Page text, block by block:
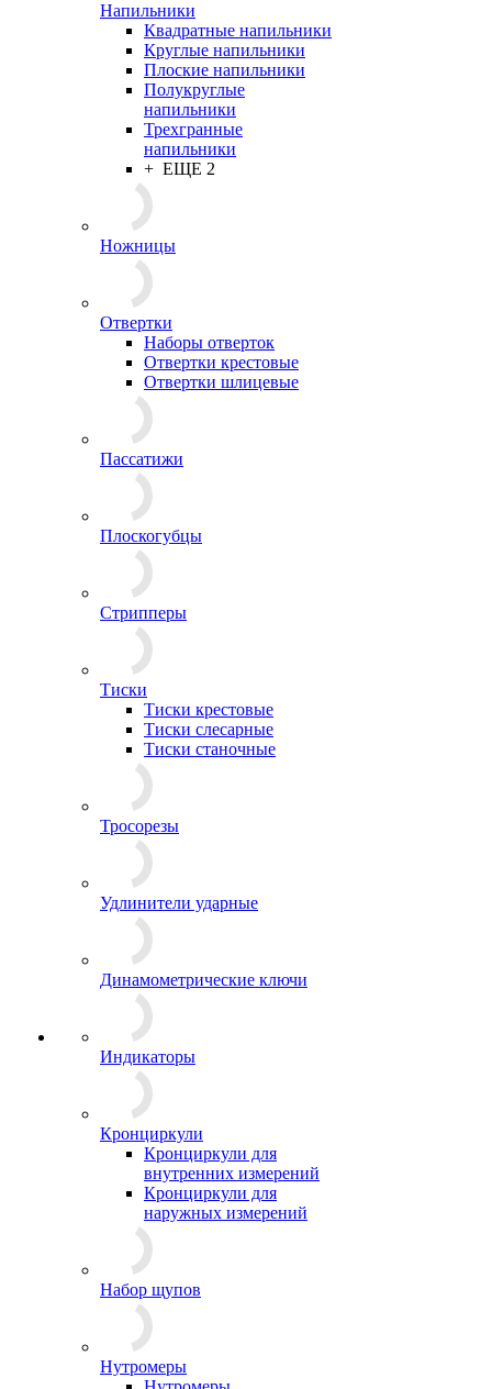
Напильники
Квадратные напильники
Круглые напильники
Плоские напильники
Полукруглые
напильники
Трехгранные
напильники
+ ЕЩЕ 2
Ножницы
Отвертки
Наборы отверток
Отвертки крестовые
Отвертки шлицевые
Пассатижи
Плоскогубцы
Стрипперы
Тиски
Тиски крестовые
Тиски слесарные
Тиски станочные
Тросорезы
Удлинители ударные
Динамометрические ключи
Индикаторы
Кронциркули
Кронциркули для
внутренних измерений
Кронциркули для
наружных измерений
Набор щупов
Нутромеры